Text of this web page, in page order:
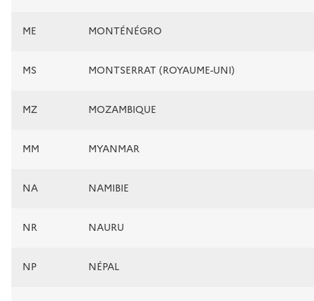
ME MONTÉNÉGRO
MS MONTSERRAT (ROYAUME-UNI)
MZ MOZAMBIQUE
MM MYANMAR
NA NAMIBIE
NR NAURU
NP NÉPAL